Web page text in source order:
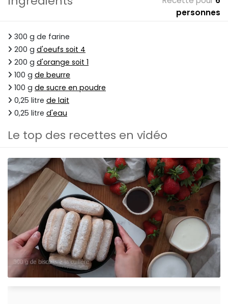
personnes
300 g de farine
200 g d'oeufs soit 4
200 g d'orange soit 1
100 g de beurre
100 g de sucre en poudre
0,25 litre de lait
0,25 litre d'eau
Le top des recettes en vidéo